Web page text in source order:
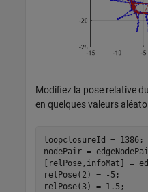
Modifiez la pose relative
en quelques valeurs
loopclosureId = 1386;
nodePair =
[relPose,infoMat] =
relPose(2) = -5;
relPose(3) = 1.5;